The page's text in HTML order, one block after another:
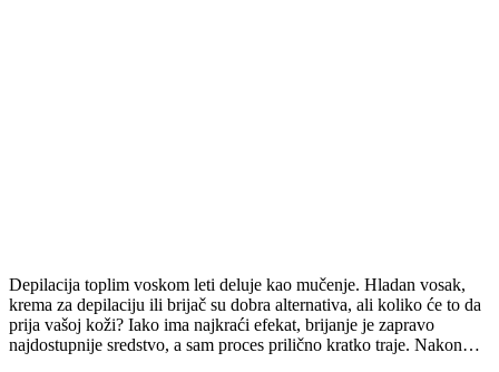
Depilacija toplim voskom leti deluje kao mučenje. Hladan vosak,
krema za depilaciju ili brijač su dobra alternativa, ali koliko će to da
prija vašoj koži? Iako ima najkraći efekat, brijanje je zapravo
najdostupnije sredstvo, a sam proces prilično kratko traje. Nakon…